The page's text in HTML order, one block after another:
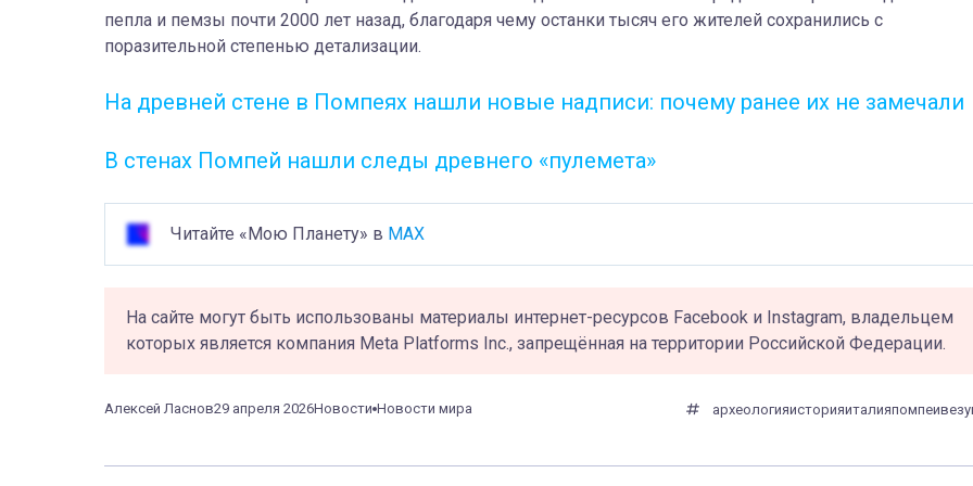
пепла и пемзы почти 2000 лет назад, благодаря чему останки тысяч его жителей сохранились с
поразительной степенью детализации.
На древней стене в Помпеях нашли новые надписи: почему ранее их не замечали
В стенах Помпей нашли следы древнего «пулемета»
Читайте «Мою Планету» в MAX
На сайте могут быть использованы материалы интернет-ресурсов Facebook и Instagram, владельцем
которых является компания Meta Platforms Inc., запрещённая на территории Российской Федерации.
Алексей Ласнов29 апреля 2026Новости Новости мира археологияисторияиталияпомпеи